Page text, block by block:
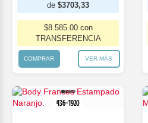
de $3703,33
$8.585.00 con
TRANSFERENCIA
COMPRAR VER MÁS
436-1920